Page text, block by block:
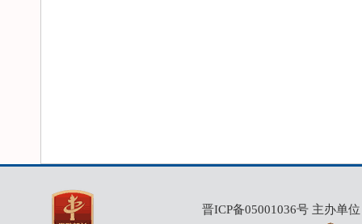
晋ICP备05001036号主办单位